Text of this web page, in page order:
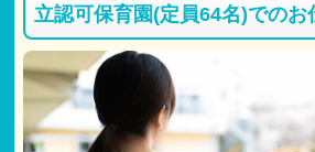
立認可保育園(定員64名)でのお